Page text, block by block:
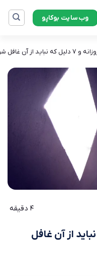
وب‌سایت بوکاپو
از آن غافل شوید
4 دقیقه
و ۷ دلیل که نباید از آن غافل